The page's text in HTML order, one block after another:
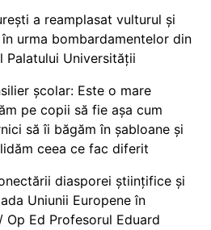
a reamplasat vulturul și
urma bombardamentelor din
Palatului Universității
școlar: Este o mare
pe copii să fie așa cum
să îi băgăm în șabloane și
ceea ce fac diferit
diasporei științifice și
Uniunii Europene în
Ed Profesorul Eduard